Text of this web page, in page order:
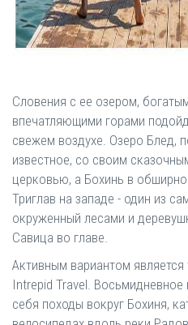
Словения с ее озером,
впечатляющими горами
свежем воздухе. Озеро Блед,
известное, со своим
церковью, а Бохинь в
Триглав на западе - один из
окруженный лесами и
Савица во главе.
Активным вариантом является
Intrepid Travel. Восьмидневное
себя походы вокруг Бохиня,